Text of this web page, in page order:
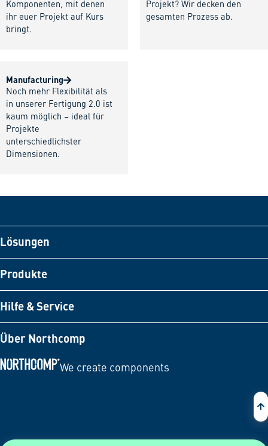
Komponenten, mit denen
ihr euer Projekt auf Kurs
bringt.
Projekt? Wir decken den
gesamten Prozess ab.
Manufacturing
Noch mehr Flexibilität als
in unserer Fertigung 2.0 ist
kaum möglich – ideal für
Projekte
unterschiedlichster
Dimensionen.
Lösungen
Produkte
Hilfe & Service
Über Northcomp
We create components